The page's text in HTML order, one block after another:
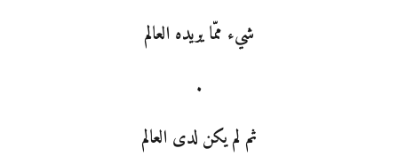
شيء ممّا يريده العالم
.
ثم لم يكن لدى العالم